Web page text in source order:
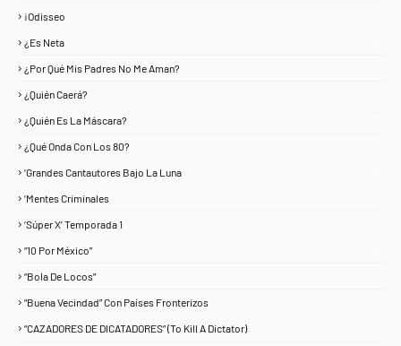
¡Odisseo
¿Es Neta
¿Por Qué Mis Padres No Me Aman?
¿Quién Caerá?
¿Quién Es La Máscara?
¿Qué Onda Con Los 80?
‘Grandes Cantautores Bajo La Luna
‘Mentes Criminales
‘Súper X’ Temporada 1
“10 Por México”
“Bola De Locos”
“Buena Vecindad” Con Países Fronterizos
“CAZADORES DE DICATADORES” (To Kill A Dictator)